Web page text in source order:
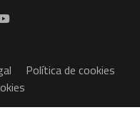
Política de cookies